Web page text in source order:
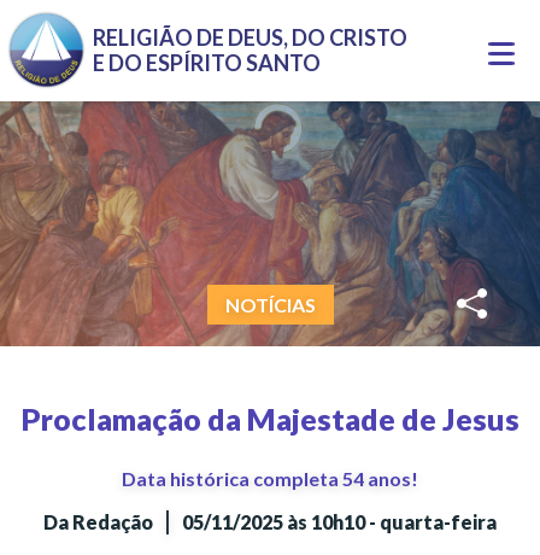
Pular para o conteúdo principal
RELIGIÃO DE DEUS, DO CRISTO
E DO ESPÍRITO SANTO
NOTÍCIAS
Proclamação da Majestade de Jesus
Data histórica completa 54 anos!
Da Redação | 05/11/2025 às 10h10 - quarta-feira